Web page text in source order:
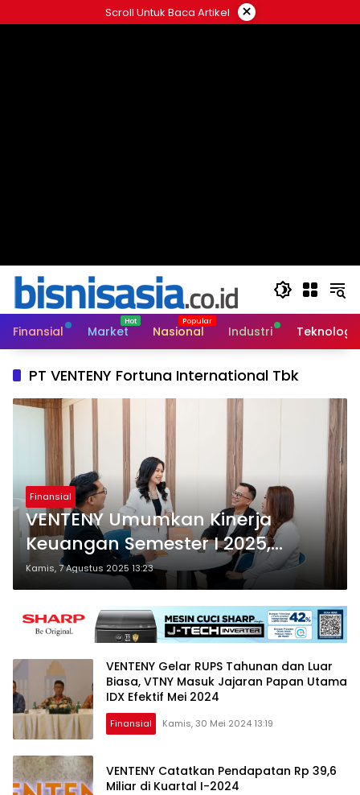
ke
Scroll Untuk Baca Artikel ×
Finansial Market Nasional Industri Teknologi
PT VENTENY Fortuna International Tbk
Finansial
VENTENY Umumkan Kinerja
Keuangan Semester I 2025,
Bukukan Pendapatan Rp104
miliar
Kamis, 7 Agustus 2025 13:23
VENTENY Gelar RUPS Tahunan dan Luar
Biasa, VTNY Masuk Jajaran Papan Utama
IDX Efektif Mei 2024
Finansial Kamis, 30 Mei 2024 13:19
VENTENY Catatkan Pendapatan Rp 39,6
Miliar di Kuartal I-2024